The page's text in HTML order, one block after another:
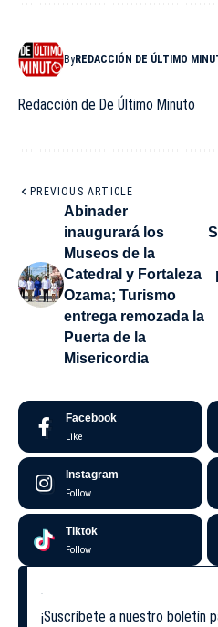
ByREDACCIÓN DE ÚLTIMO
Redacción de De Último Minuto
PREVIOUS ARTICLE
Abinader
inaugurará los
Museos de la
Catedral y Fortaleza
Ozama; Turismo
entrega remozada la
Puerta de la
Misericordia
Facebook
Like
Instagram
Follow
Tiktok
Follow
¡Suscríbete a nuestro boletín